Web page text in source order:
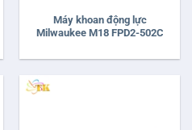
Máy khoan động lực
Milwaukee M18 FPD2-502C